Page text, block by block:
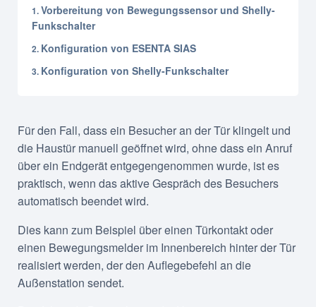
Vorbereitung von Bewegungssensor und Shelly-
Funkschalter
Konfiguration von ESENTA SIAS
Konfiguration von Shelly-Funkschalter
Für den Fall, dass ein Besucher an der Tür klingelt und
die Haustür manuell geöffnet wird, ohne dass ein Anruf
über ein Endgerät entgegengenommen wurde, ist es
praktisch, wenn das aktive Gespräch des Besuchers
automatisch beendet wird.
Dies kann zum Beispiel über einen Türkontakt oder
einen Bewegungsmelder im Innenbereich hinter der Tür
realisiert werden, der den Auflegebefehl an die
Außenstation sendet.